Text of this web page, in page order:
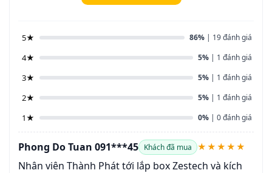
5★ 86% | 19 đánh giá
4★ 5% | 1 đánh giá
3★ 5% | 1 đánh giá
2★ 5% | 1 đánh giá
1★ 0% | 0 đánh giá
Phong Do Tuan 091***45 Khách đã mua ★★★★★
Nhân viên Thành Phát tới lắp box Zestech và kích